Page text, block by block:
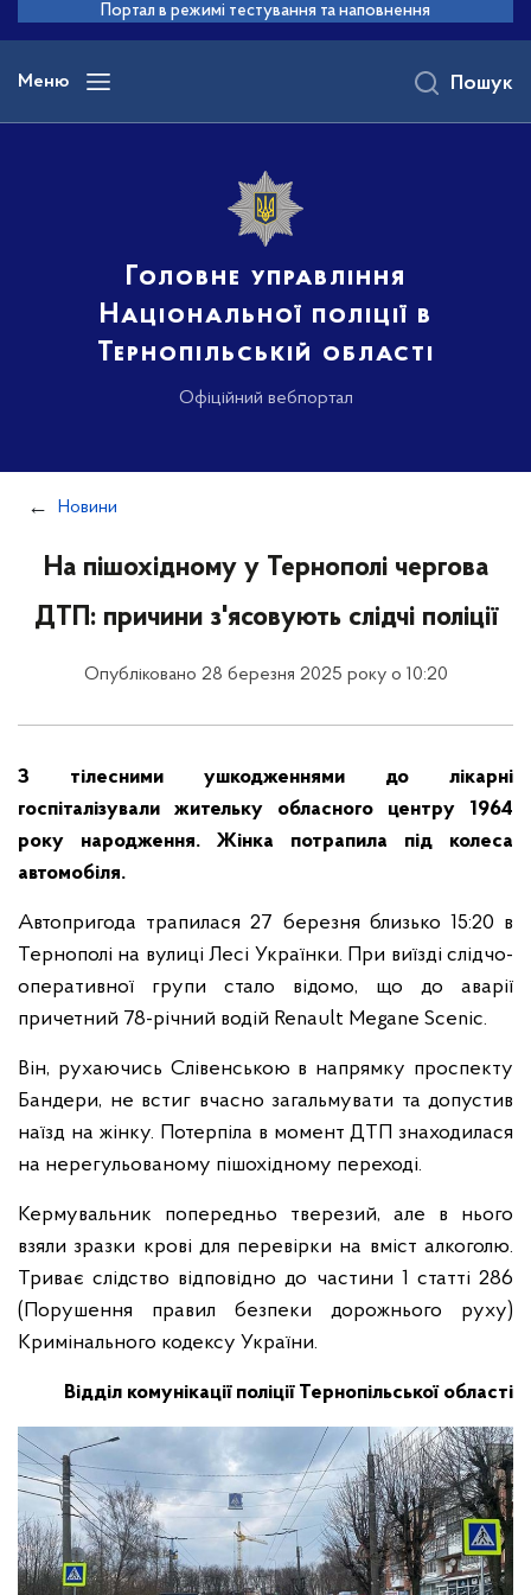
основного
вмісту
Портал в режимі тестування та наповнення
Меню
Головне управління
Національної поліції в
Тернопільській області
Офіційний вебпортал
Пошук
Новини
На пішохідному у Тернополі чергова
ДТП: причини з'ясовують слідчі поліції
Опубліковано 28 березня 2025 року о 10:20
З тілесними ушкодженнями до лікарні
госпіталізували жительку обласного центру 1964
року народження. Жінка потрапила під колеса
автомобіля.
Автопригода трапилася 27 березня близько 15:20 в
Тернополі на вулиці Лесі Українки. При виїзді слідчо-
оперативної групи стало відомо, що до аварії
причетний 78-річний водій Renault Megane Scenic.
Він, рухаючись Слівенською в напрямку проспекту
Бандери, не встиг вчасно загальмувати та допустив
наїзд на жінку. Потерпіла в момент ДТП знаходилася
на нерегульованому пішохідному переході.
Кермувальник попередньо тверезий, але в нього
взяли зразки крові для перевірки на вміст алкоголю.
Триває слідство відповідно до частини 1 статті 286
(Порушення правил безпеки дорожнього руху)
Кримінального кодексу України.
Відділ комунікації поліції Тернопільської області